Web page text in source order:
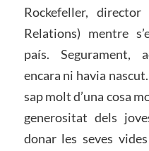
Rockefeller,
Relations) mentre
país. Segurament,
encara ni havia
sap molt d’una cosa
generositat dels
donar les seves